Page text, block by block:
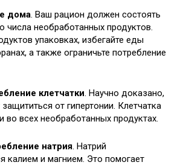
дома. Ваш рацион должен состоять
числа необработанных продуктов.
упаковках, избегайте еды
а также ограничьте потребление
клетчатки. Научно доказано,
от гипертонии. Клетчатка
во всех необработанных продуктах.
натрия. Натрий
калием и магнием. Это помогает